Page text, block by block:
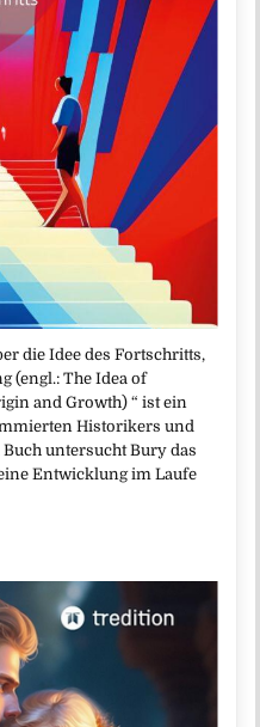
die Idee des Fortschritts,
(engl.: The Idea of
and Growth) “ ist ein
Historikers und
untersucht Bury das
Entwicklung im Laufe